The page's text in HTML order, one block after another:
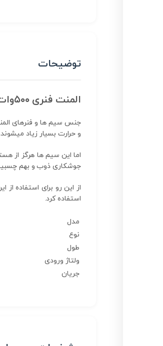
توضیحات
المنت فنری ۵۰۰وات ۱۰ سانت
جنس سیم ها و فنرهای
و حرارت بسیار زیاد میشوند.
اما این سیم ها هرگز از
جوشکاری ذوب و بهم
از این رو برای استفاده
استفاده کرد.
مدل
نوع
طول
ولتاژ ورودی
جریان